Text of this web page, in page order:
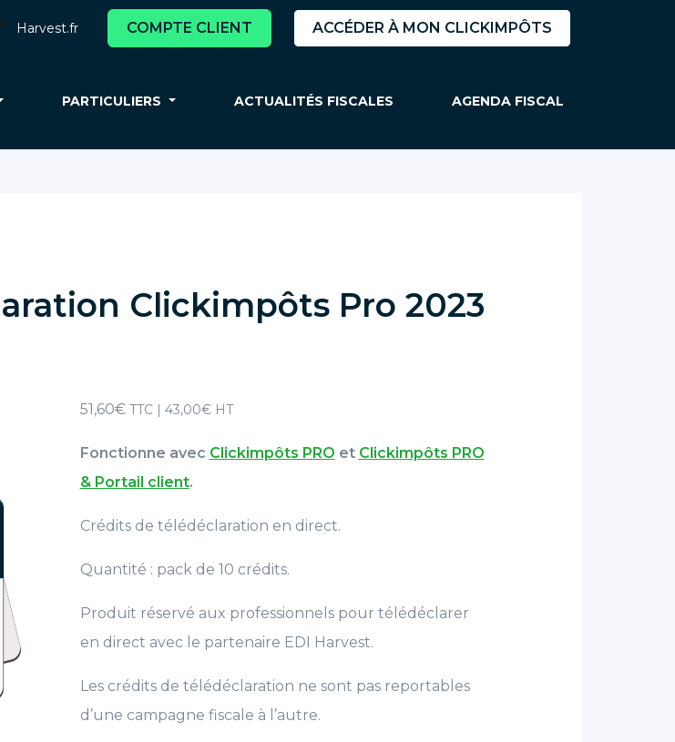
Harvest.fr COMPTE CLIENT ACCÉDER À MON CLICKIMPÔTS
PARTICULIERS ACTUALITÉS FISCALES AGENDA FISCAL
Clickimpôts Pro 2023
51,60€ TTC | 43,00€HT
Fonctionne avec Clickimpôts PRO et Clickimpôts PRO
& Portail client.
Crédits de télédéclaration en direct.
Quantité : pack de 10 crédits.
Produit réservé aux professionnels pour télédéclarer
en direct avec le partenaire EDI Harvest.
Les crédits de télédéclaration ne sont pas reportables
d’une campagne fiscale à l’autre.